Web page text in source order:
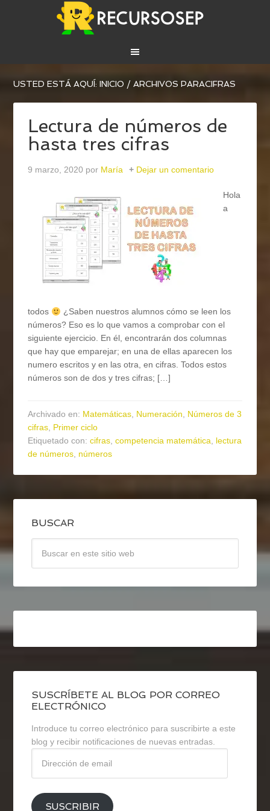
USTED ESTÁ AQUÍ:INICIO / ARCHIVOS PARACIFRAS
Lectura de números de
hasta tres cifras
9 marzo, 2020 por María Dejar un comentario
Hola
a
todos
¿Saben nuestros alumnos cómo se leen los
números? Eso es lo que vamos a comprobar con el
siguiente ejercicio. En él, encontrarán dos columnas
que hay que emparejar; en una de ellas aparecen los
numero escritos y en las otra, en cifras. Todos estos
números son de dos y tres cifras; […]
Archivado en: Matemáticas, Numeración, Números de 3
cifras, Primer ciclo
Etiquetado con:cifras,competencia matemática, lectura
de números, números
BUSCAR
SUSCRÍBETE AL BLOG POR CORREO
ELECTRÓNICO
Introduce tu correo electrónico para suscribirte a este
blog y recibir notificaciones de nuevas entradas.
email
SUSCRIBIR